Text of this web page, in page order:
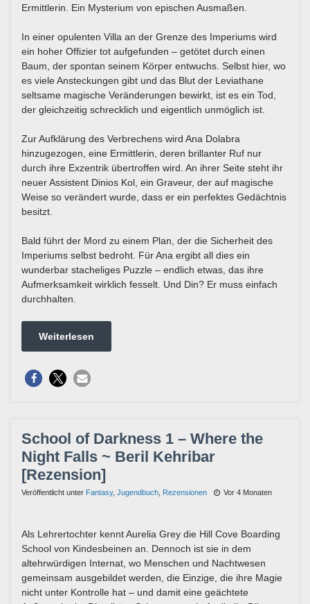
Ermittlerin. Ein Mysterium von epischen Ausmaßen.
In einer opulenten Villa an der Grenze des Imperiums wird
ein hoher Offizier tot aufgefunden – getötet durch einen
Baum, der spontan seinem Körper entwuchs. Selbst hier, wo
es viele Ansteckungen gibt und das Blut der Leviathane
seltsame magische Veränderungen bewirkt, ist es ein Tod,
der gleichzeitig schrecklich und eigentlich unmöglich ist.
Zur Aufklärung des Verbrechens wird Ana Dolabra
hinzugezogen, eine Ermittlerin, deren brillanter Ruf nur
durch ihre Exzentrik übertroffen wird. An ihrer Seite steht ihr
neuer Assistent Dinios Kol, ein Graveur, der auf magische
Weise so verändert wurde, dass er ein perfektes Gedächtnis
besitzt.
Bald führt der Mord zu einem Plan, der die Sicherheit des
Imperiums selbst bedroht. Für Ana ergibt all dies ein
wunderbar stacheliges Puzzle – endlich etwas, das ihre
Aufmerksamkeit wirklich fesselt. Und Din? Er muss einfach
durchhalten.
Weiterlesen
School of Darkness 1 – Where the
Night Falls ~ Beril Kehribar
[Rezension]
Veröffentlicht unter Fantasy, Jugendbuch Rezensionen Vor 4 Monaten
Als Lehrertochter kennt Aurelia Grey die Hill Cove Boarding
School von Kindesbeinen an. Dennoch ist sie in dem
altehrwürdigen Internat, wo Menschen und Nachtwesen
gemeinsam ausgebildet werden, die Einzige, die ihre Magie
nicht unter Kontrolle hat – und damit eine geächtete